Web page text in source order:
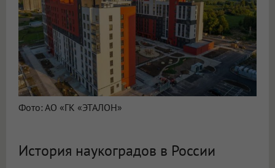
Фото: АО «ГК «ЭТАЛОН»
История наукоградов в России